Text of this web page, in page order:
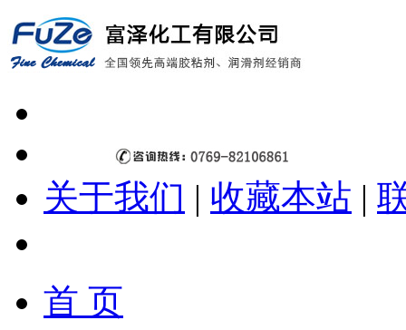
关于我们 | 收藏本站 |
首 页